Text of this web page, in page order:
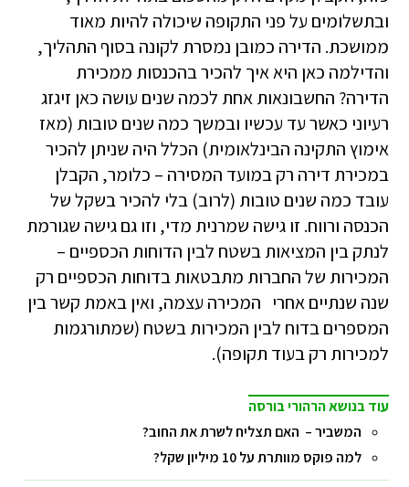
ובתשלומים על פני התקופה שיכולה להיות מאוד
ממושכת. הדירה כמובן נמסרת לקונה בסוף התהליך,
והדילמה כאן היא איך להכיר בהכנסות ממכירת
הדירה? החשבונאות אחת לכמה שנים עושה כאן זיגזג
רעיוני כאשר עד עכשיו ובמשך כמה שנים טובות (מאז
אימוץ התקינה הבינלאומית) הכלל היה שניתן להכיר
במכירת דירה רק במועד המסירה – כלומר, הקבלן
עובד כמה שנים טובות (לרוב) בלי להכיר בשקל של
הכנסה ורווח. זו גישה שמרנית מדי, וזו גם גישה שגורמת
לנתק בין המציאות בשטח לבין הדוחות הכספיים –
המכירות של החברות מתבטאות בדוחות הכספיים רק
שנה שנתיים אחרי המכירה עצמה, ואין באמת קשר בין
המספרים בדוח לבין המכירות בשטח (שמתורגמות
למכירות רק בעוד תקופה).
עוד בנושא הרהורי בורסה
המשביר – האם תצליח לשרת את החוב?
למה פוקס מוותרת על 10 מיליון שקל?